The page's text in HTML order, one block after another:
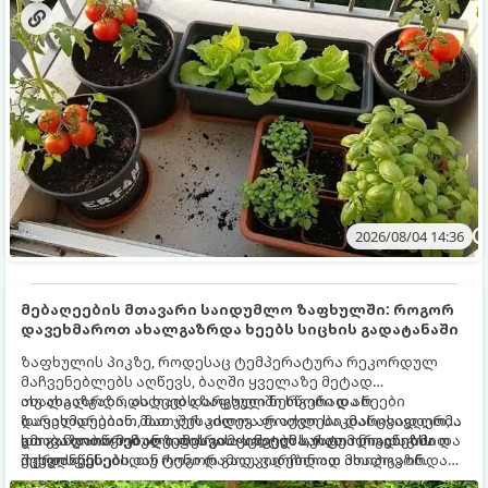
2026/08/04 14:36
მებაღეების მთავარი საიდუმლო ზაფხულში: როგორ
დავეხმაროთ ახალგაზრდა ხეებს სიცხის გადატანაში
ზაფხულის პიკზე, როდესაც ტემპერატურა რეკორდულ
მაჩვენებლებს აღწევს, ბაღში ყველაზე მეტად
ახალგაზრდა, ახლად დარგული ნერგები და ხეები
ზარალდებიან. მათ ჯერ კიდევ არ აქვთ საკმარისად ღრმა
და განვითარებული ფესვთა სისტემა, რათა ნიადაგის
ქვედა ფენებიდან ტენი დამოუკიდებლად მოიპოვონ.
თუ ახალგაზრდა ხეებს ზაფხულში სწორად არ
დავეხმარებით, მათ შესაძლოა ფოთლები დასცვივდეთ,
ხმობა დაიწყონ ან ზამთრის ყინვებს სუსტი ორგანიზმით
შეხვდნენ.
გთავაზობთ მებაღეების გამოცდილ საიდუმლოებებსა და
ოქროს წესებს, თუ როგორ გადავარჩინოთ ახალგაზრდა
ხეები ზაფხულის სიცხეში: